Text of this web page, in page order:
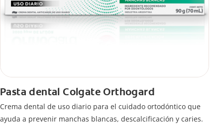
Pasta dental Colgate Orthogard
Crema dental de uso diario para el cuidado ortodóntico que
ayuda a prevenir manchas blancas, descalcificación y caries.